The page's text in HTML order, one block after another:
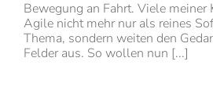
Bewegung an Fahrt. Viele meiner
Agile nicht mehr nur als reines
Thema, sondern weiten den
Felder aus. So wollen nun [...]